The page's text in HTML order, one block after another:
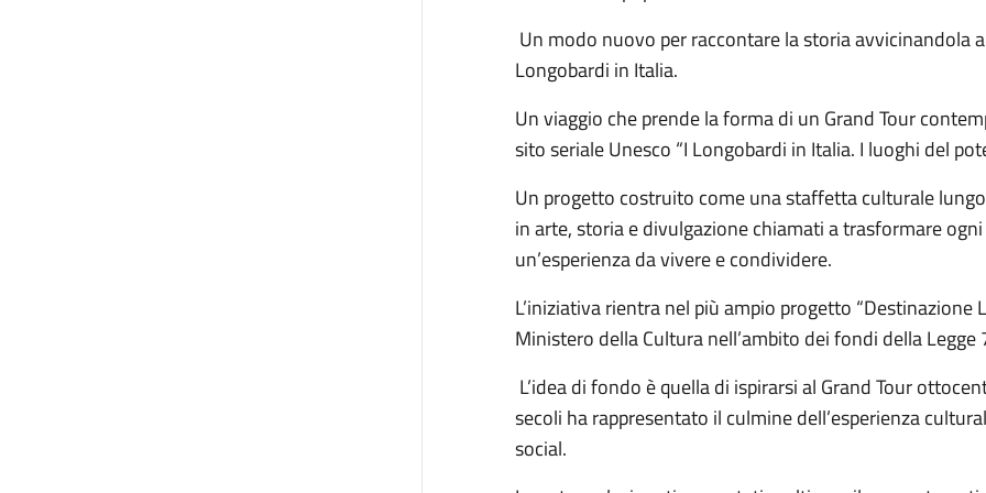
Un modo nuovo per raccontare la storia avvicinandola
Longobardi in Italia.
Un viaggio che prende la forma di un Grand Tour
sito seriale Unesco “I Longobardi in Italia. I luoghi del
Un progetto costruito come una staffetta culturale
in arte, storia e divulgazione chiamati a trasformare
un’esperienza da vivere e condividere.
L’iniziativa rientra nel più ampio progetto “Destinazione
Ministero della Cultura nell’ambito dei fondi della Legge
L’idea di fondo è quella di ispirarsi al Grand Tour
secoli ha rappresentato il culmine dell’esperienza
social.